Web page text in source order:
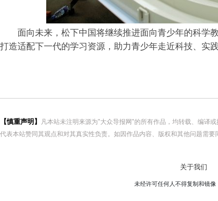
面向未来，松下中国将继续推进面向青少年的科学
打造适配下一代的学习 资源，助力青少年走近科技、实
【慎重声明】
凡本站未注明来源为"大众导报网"的所有作品，均转载、编译
代表本站赞同其观点和对其真实性负责。如因作品内容、版权和其他问题需
关于我们
未经许可任何人不得复制和镜